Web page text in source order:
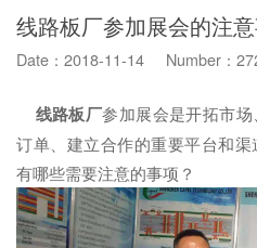
线路板厂参加展会的注
Date：2018-11-14 Number：
线路板厂参加展会是开拓市
订单、建立合作的重要平台和
有哪些需要注意的事项？